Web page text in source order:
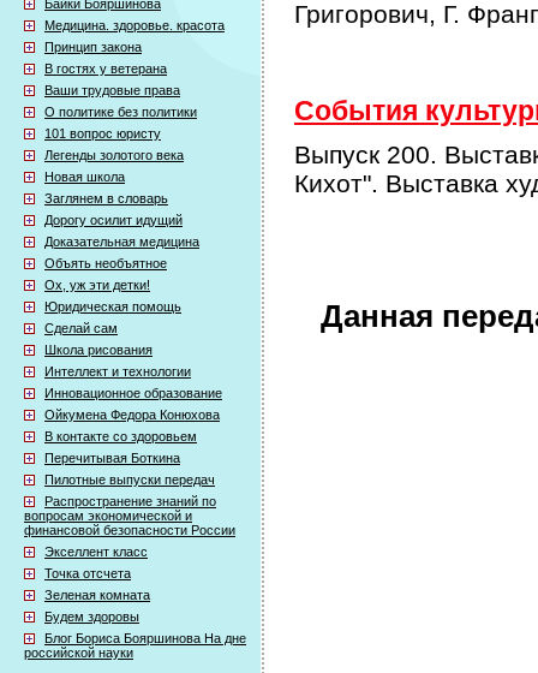
Байки Бояршинова
Медицина. здоровье. красота
Принцип закона
В гостях у ветерана
Ваши трудовые права
О политике без политики
101 вопрос юристу
Легенды золотого века
Новая школа
Заглянем в словарь
Дорогу осилит идущий
Доказательная медицина
Объять необъятное
Ох, уж эти детки!
Юридическая помощь
Сделай сам
Школа рисования
Интеллект и технологии
Инновационное образование
Ойкумена Федора Конюхова
В контакте со здоровьем
Перечитывая Боткина
Пилотные выпуски передач
Распространение знаний по
вопросам экономической и
финансовой безопасности России
Экселлент класс
Точка отсчета
Зеленая комната
Будем здоровы
Блог Бориса Бояршинова На дне
российской науки
Григорович, Г.
События
Выпуск 200.
Кихот". Выставка
Данная